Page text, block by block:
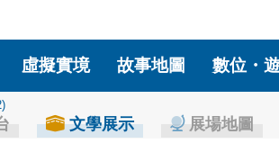
虛擬實境 故事地圖 數位・
文學展示 展場地圖